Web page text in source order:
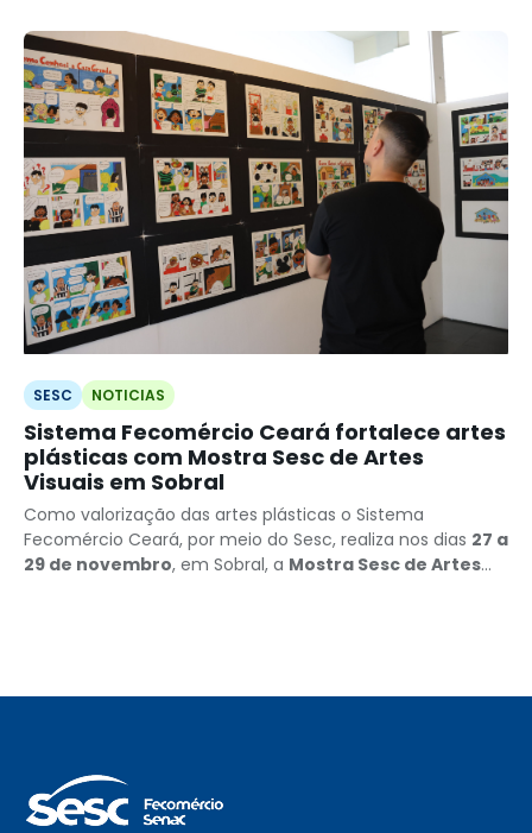
SESC NOTICIAS
Sistema Fecomércio Ceará fortalece artes
plásticas com Mostra Sesc de Artes
Visuais em Sobral
Como valorização das artes plásticas o Sistema
Fecomércio Ceará, por meio do Sesc, realiza nos dias 27 a
29 de novembro, em Sobral, a Mostra Sesc de Artes